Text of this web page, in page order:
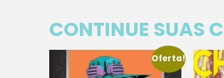
CONTINUE SUAS
Oferta!